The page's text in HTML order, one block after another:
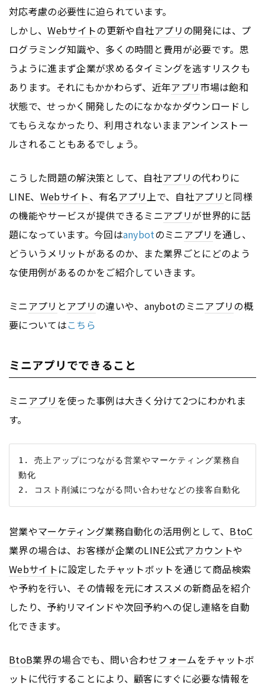
対応考慮の必要性に迫られています。
しかし、Webサイトの更新や自社アプリの開発には、プ
ログラミング知識や、多くの時間と費用が必要です。思
うように進まず企業が求めるタイミングを逃すリスクも
あります。それにもかかわらず、近年アプリ市場は飽和
状態で、せっかく開発したのになかなかダウンロードし
てもらえなかったり、利用されないままアンインストー
ルされることもあるでしょう。
こうした問題の解決策として、自社アプリの代わりに
LINE、 Webサイト、有名アプリ上で、自社アプリ と同様
の機能やサービスが提供できるミニアプリが世界的に話
題になっています。今回はanybotのミニアプリ を通し、
どういうメリットがあるのか、また業界ごとにどのよう
な使用例があるのかをご紹介していきます。
ミニアプリ とアプリの違いや、anybotのミニアプリの概
要についてはこちら
ミニアプリでできること
ミニアプリ を使った事例は大きく分けて2つにわかれま
す。
1. 売上アップにつながる営業やマーケティング業務自
動化
営業やマーケティング業務自動化の活用例として、 BtoC
業界の場合は、お客様が企業のLINE公式アカウントや
Webサイトに設定したチャットボットを通じて商品検索
や予約を行い、その情報を元にオススメの新商品を紹介
したり、予約リマインドや次回予約への促し連絡を自動
化できます。
BtoB業界の場合でも、問い合わせフォームをチャットボ
ットに代行することにより、顧客にすぐに必要な情報を